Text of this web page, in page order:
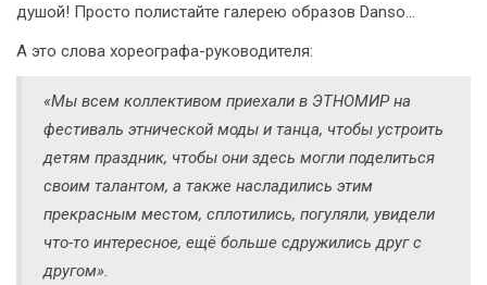
душой! Просто полистайте галерею образов Danso…
А это слова хореографа-руководителя:
«Мы всем коллективом приехали в ЭТНОМИР на
фестиваль этнической моды и танца, чтобы устроить
детям праздник, чтобы они здесь могли поделиться
своим талантом, а также насладились этим
прекрасным местом, сплотились, погуляли, увидели
что-то интересное, ещё больше сдружились друг с
другом».